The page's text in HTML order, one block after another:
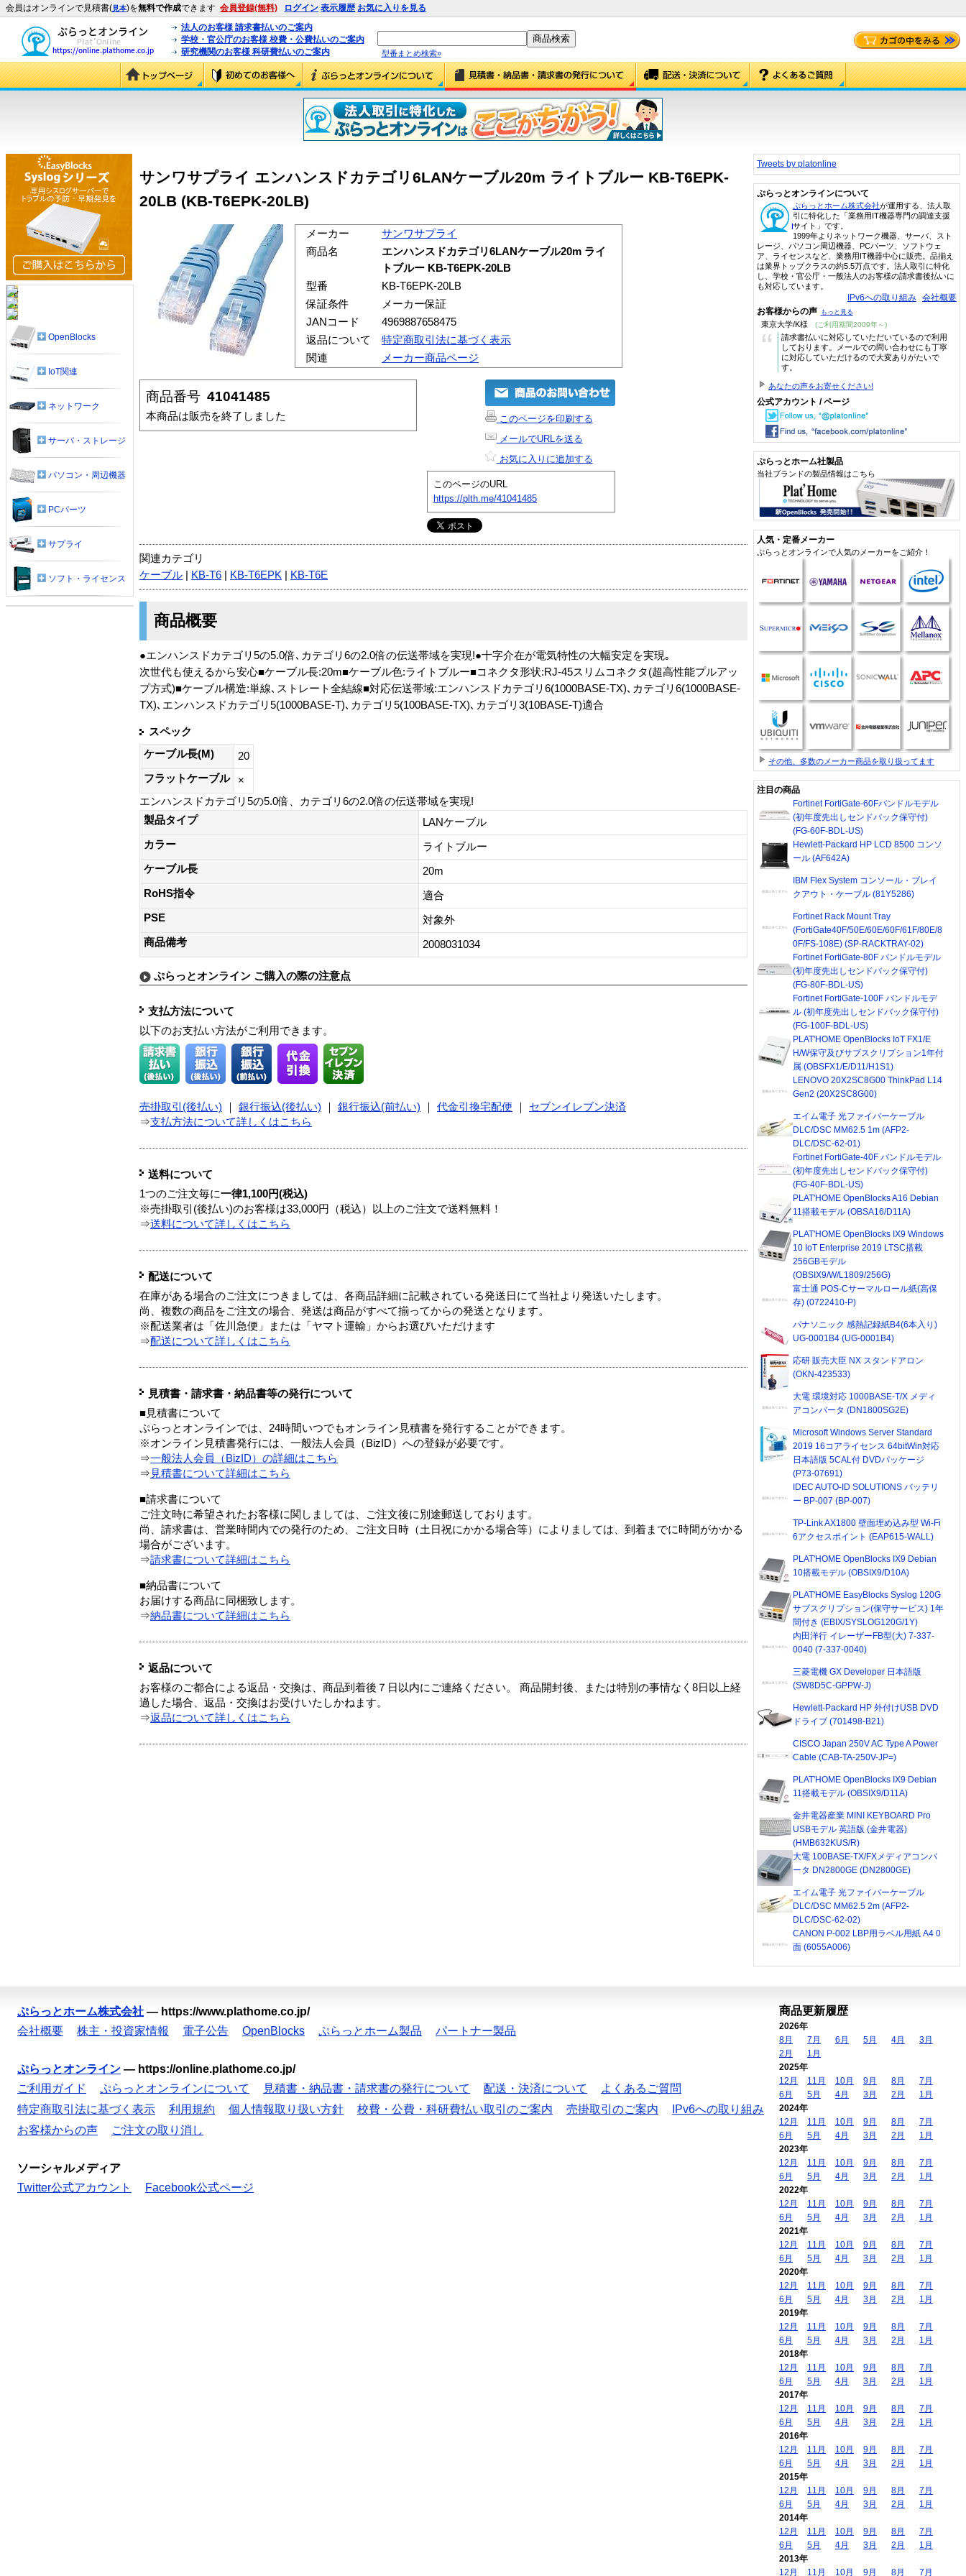
会員はオンラインで見積書(見本)を無料で作成できます 会員登録(無料) ログイン 表示履歴 お気に入りを見る
法人のお客様 請求書払いのご案内
学校・官公庁のお客様 校費・公費払いのご案内
研究機関のお客様 科研費払いのご案内
型番まとめ検索»
サンワサプライ エンハンスドカテゴリ6LANケーブル20m ライトブルー KB-T6EPK-
20LB (KB-T6EPK-20LB)
メーカー
サンワサプライ
商品名
エンハンスドカテゴリ6LANケーブル20m ライ
トブルー KB-T6EPK-20LB
型番
KB-T6EPK-20LB
保証条件
メーカー保証
JANコード
4969887658475
返品について
特定商取引法に基づく表示
関連
メーカー商品ページ
商品番号 41041485
本商品は販売を終了しました
このページを印刷する
メールでURLを送る
お気に入りに追加する
このページのURL
https://plth.me/41041485
関連カテゴリ
ケーブル
KB-T6 KB-T6EPK KB-T6E
商品概要
●エンハンスドカテゴリ5の5.0倍､カテゴリ6の2.0倍の伝送帯域を実現!●十字介在が電気特性の大幅安定を実現｡
次世代も使えるから安心■ケーブル長:20m■ケーブル色:ライトブルー■コネクタ形状:RJ-45スリムコネクタ(超高性能プルアッ
プ方式)■ケーブル構造:単線､ストレート全結線■対応伝送帯域:エンハンスドカテゴリ6(1000BASE-TX)､カテゴリ6(1000BASE-
TX)､エンハンスドカテゴリ5(1000BASE-T)､カテゴリ5(100BASE-TX)､カテゴリ3(10BASE-T)適合
スペック
ケーブル長(M)
20
フラットケーブル
×
エンハンスドカテゴリ5の5.0倍、カテゴリ6の2.0倍の伝送帯域を実現!
製品タイプ
LANケーブル
カラー
ライトブルー
ケーブル長
20m
RoHS指令
適合
PSE
対象外
商品備考
2008031034
ぷらっとオンライン ご購入の際の注意点
支払方法について
以下のお支払い方法がご利用できます。
売掛取引(後払い) 銀行振込(後払い) 銀行振込(前払い) 代金引換宅配便
セブンイレブン決済
⇒支払方法について詳しくはこちら
送料について
1つのご注文毎に一律1,100円(税込)
※売掛取引(後払い)のお客様は33,000円（税込）以上のご注文で送料無料！
⇒送料について詳しくはこちら
配送について
在庫がある場合のご注文につきましては、各商品詳細に記載されている発送日にて当社より発送いたします。
尚、複数の商品をご注文の場合、発送は商品がすべて揃ってからの発送となります。
※配送業者は「佐川急便」または「ヤマト運輸」からお選びいただけます
⇒配送について詳しくはこちら
見積書・請求書・納品書等の発行について
■見積書について
ぷらっとオンラインでは、24時間いつでもオンライン見積書を発行することができます。
※オンライン見積書発行には、一般法人会員（BizID）への登録が必要です。
⇒一般法人会員（BizID）の詳細はこちら
⇒ 見積書について詳細はこちら
■請求書について
ご注文時に希望されたお客様に関しましては、ご注文後に別途郵送しております。
尚、請求書は、営業時間内での発行のため、ご注文日時（土日祝にかかる場合等）によりましては、到着までに時間がかかる
場合がございます。
⇒請求書について詳細はこちら
■納品書について
お届けする商品に同梱致します。
⇒納品書について詳細はこちら
返品について
お客様のご都合による返品・交換は、商品到着後７日以内にご連絡ください。 商品開封後、または特別の事情なく8日以上経
過した場合、返品・交換はお受けいたしかねます。
⇒返品について詳しくはこちら
OpenBlocks
IoT関連
ネットワーク
サーバ・ストレージ
パソコン・周辺機器
PCパーツ
サプライ
ソフト・ライセンス
Tweets by platonline
ぷらっとオンラインについて
ぷらっとホーム株式会社が運用する、法人取
引に特化した「業務用IT機器専門の調達支援
サイト」です。
1999年よりネットワーク機器、サーバ、スト
レージ、パソコン周辺機器、PCパーツ、ソフトウェ
ア、ライセンスなど、業務用IT機器中心に販売。品揃え
は業界トップクラスの約5.5万点です。法人取引に特化
し、学校・官公庁・一般法人のお客様の請求書後払いに
も対応しています。
IPv6への取り組み 会社概要
お客様からの声 もっと見る
東京大学/K様 (ご利用期間2009年～)
“
請求書払いに対応していただいているので利用
しております。メールでの問い合わせにも丁寧
に対応していただけるので大変ありがたいで
す。
あなたの声をお寄せください!
公式アカウント / ページ
ぷらっとホーム社製品
当社ブランドの製品情報はこちら
人気・定番メーカー
ぷらっとオンラインで人気のメーカーをご紹介！
その他、多数のメーカー商品を取り扱ってます
注目の商品
Fortinet FortiGate-60Fバンドルモデル
(初年度先出しセンドバック保守付)
(FG-60F-BDL-US)
Hewlett-Packard HP LCD 8500 コンソ
ール (AF642A)
IBM Flex System コンソール・ブレイ
クアウト・ケーブル (81Y5286)
Fortinet Rack Mount Tray
(FortiGate40F/50E/60E/60F/61F/80E/8
0F/FS-108E) (SP-RACKTRAY-02)
Fortinet FortiGate-80F バンドルモデル
(初年度先出しセンドバック保守付)
(FG-80F-BDL-US)
Fortinet FortiGate-100F バンドルモデ
ル (初年度先出しセンドバック保守付)
(FG-100F-BDL-US)
PLAT'HOME OpenBlocks IoT FX1/E
H/W保守及びサブスクリプション1年付
属 (OBSFX1/E/D11/H1S1)
LENOVO 20X2SC8G00 ThinkPad L14
Gen2 (20X2SC8G00)
エイム電子 光ファイバーケーブル
DLC/DSC MM62.5 1m (AFP2-
DLC/DSC-62-01)
Fortinet FortiGate-40F バンドルモデル
(初年度先出しセンドバック保守付)
(FG-40F-BDL-US)
PLAT'HOME OpenBlocks A16 Debian
11搭載モデル (OBSA16/D11A)
PLAT'HOME OpenBlocks IX9 Windows
10 IoT Enterprise 2019 LTSC搭載
256GBモデル
(OBSIX9/W/L1809/256G)
富士通 POS-Cサーマルロール紙(高保
存) (0722410-P)
パナソニック 感熱記録紙B4(6本入り)
UG-0001B4 (UG-0001B4)
応研 販売大臣 NX スタンドアロン
(OKN-423533)
大電 環境対応 1000BASE-T/X メディ
アコンバータ (DN1800SG2E)
Microsoft Windows Server Standard
2019 16コアライセンス 64bitWin対応
日本語版 5CAL付 DVDパッケージ
(P73-07691)
IDEC AUTO-ID SOLUTIONS バッテリ
ー BP-007 (BP-007)
TP-Link AX1800 壁面埋め込み型 Wi-Fi
6アクセスポイント (EAP615-WALL)
PLAT'HOME OpenBlocks IX9 Debian
10搭載モデル (OBSIX9/D10A)
PLAT'HOME EasyBlocks Syslog 120G
サブスクリプション(保守サービス) 1年
間付き (EBIX/SYSLOG120G/1Y)
内田洋行 イレーザーFB型(大) 7-337-
0040 (7-337-0040)
三菱電機 GX Developer 日本語版
(SW8D5C-GPPW-J)
Hewlett-Packard HP 外付けUSB DVD
ドライブ (701498-B21)
CISCO Japan 250V AC Type A Power
Cable (CAB-TA-250V-JP=)
PLAT'HOME OpenBlocks IX9 Debian
11搭載モデル (OBSIX9/D11A)
金井電器産業 MINI KEYBOARD Pro
USBモデル 英語版 (金井電器)
(HMB632KUS/R)
大電 100BASE-TX/FXメディアコンバ
ータ DN2800GE (DN2800GE)
エイム電子 光ファイバーケーブル
DLC/DSC MM62.5 2m (AFP2-
DLC/DSC-62-02)
CANON P-002 LBP用ラベル用紙 A4 0
面 (6055A006)
ぷらっとホーム株式会社 — https://www.plathome.co.jp/
会社概要
株主・投資家情報 電子公告 OpenBlocks ぷらっとホーム製品 パートナー製品
ぷらっとオンライン — https://online.plathome.co.jp/
ご利用ガイド
ぷらっとオンラインについて 見積書・納品書・請求書の発行について 配送・決済について
よくあるご質問
特定商取引法に基づく表示
利用規約 個人情報取り扱い方針 校費・公費・科研費払い取引のご案内 売掛取引のご案内
IPv6への取り組み
お客様からの声
ご注文の取り消し
ソーシャルメディア
Twitter公式アカウント
Facebook公式ページ
商品更新履歴
2026年
8月
7月 6月 5月 4月
3月
2月
1月
2025年
12月
11月 10月 9月 8月
7月
6月
5月 4月 3月 2月
1月
2024年
12月
11月 10月 9月 8月
7月
6月
5月 4月 3月 2月
1月
2023年
12月
11月 10月 9月 8月
7月
6月
5月 4月 3月 2月
1月
2022年
12月
11月 10月 9月 8月
7月
6月
5月 4月 3月 2月
1月
2021年
12月
11月 10月 9月 8月
7月
6月
5月 4月 3月 2月
1月
2020年
12月
11月 10月 9月 8月
7月
6月
5月 4月 3月 2月
1月
2019年
12月
11月 10月 9月 8月
7月
6月
5月 4月 3月 2月
1月
2018年
12月
11月 10月 9月 8月
7月
6月
5月 4月 3月 2月
1月
2017年
12月
11月 10月 9月 8月
7月
6月
5月 4月 3月 2月
1月
2016年
12月
11月 10月 9月 8月
7月
6月
5月 4月 3月 2月
1月
2015年
12月
11月 10月 9月 8月
7月
6月
5月 4月 3月 2月
1月
2014年
12月
11月 10月 9月 8月
7月
6月
5月 4月 3月 2月
1月
2013年
12月
11月 10月 9月 8月 7月